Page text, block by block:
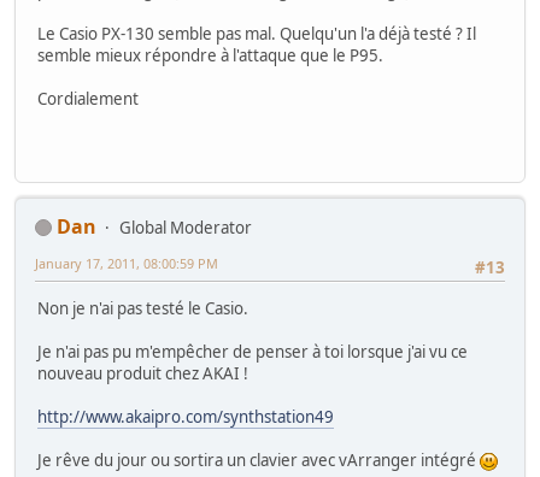
Le Casio PX-130 semble pas mal. Quelqu'un l'a déjà testé ? Il
semble mieux répondre à l'attaque que le P95.
Cordialement
Dan
Global Moderator
#13
January 17, 2011, 08:00:59 PM
Non je n'ai pas testé le Casio.
Je n'ai pas pu m'empêcher de penser à toi lorsque j'ai vu ce
nouveau produit chez AKAI !
http://www.akaipro.com/synthstation49
Je rêve du jour ou sortira un clavier avec vArranger intégré